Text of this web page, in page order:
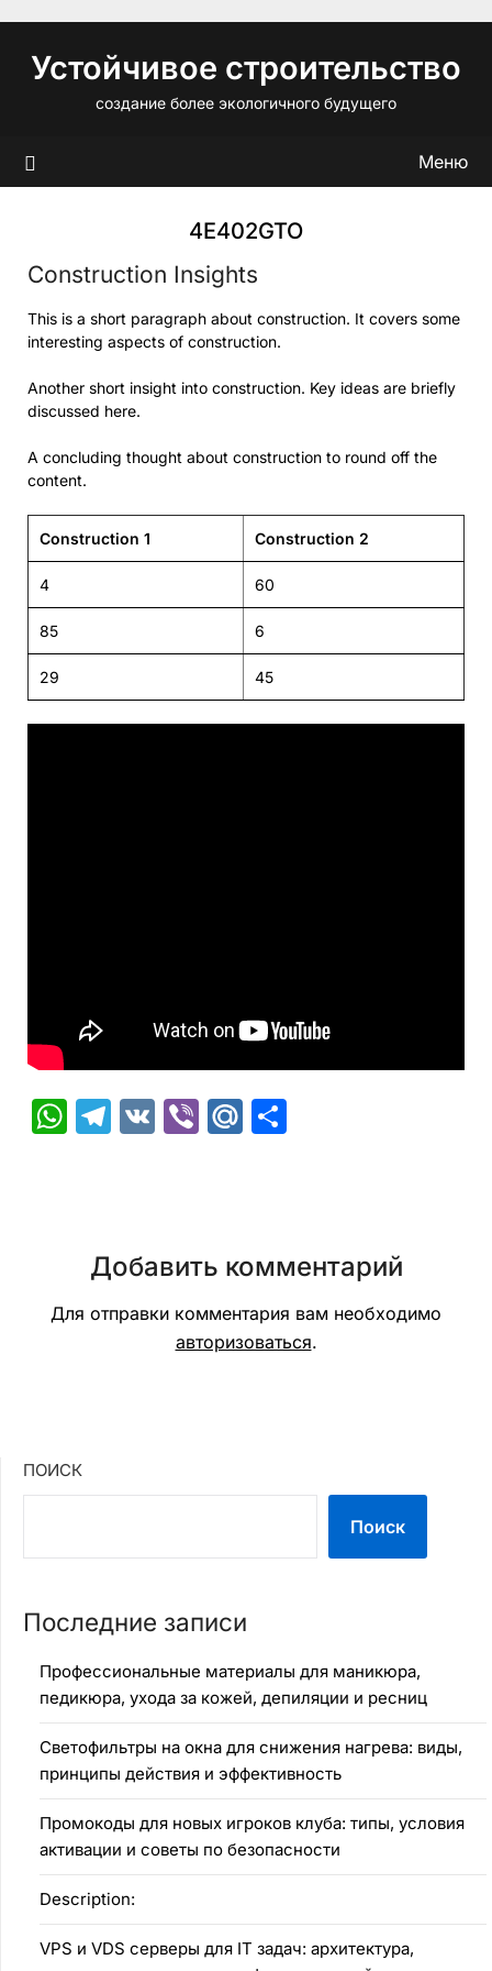
содержимому
Устойчивое строительство
создание более экологичного будущего
Меню
4E402GTO
Construction Insights
This is a short paragraph about construction. It covers some
interesting aspects of construction.
Another short insight into construction. Key ideas are briefly
discussed here.
A concluding thought about construction to round off the
content.
Construction 1 Construction 2
4 60
85 6
29 45
WhatsApp
Telegram
VK ViberMail.Ru
Добавить комментарий
Для отправки комментария вам необходимо
авторизоваться.
ПОИСК
Поиск
Последние записи
Профессиональные материалы для маникюра,
педикюра, ухода за кожей, депиляции и ресниц
Светофильтры на окна для снижения нагрева: виды,
принципы действия и эффективность
Промокоды для новых игроков клуба: типы, условия
активации и советы по безопасности
Description:
VPS и VDS серверы для IT задач: архитектура,